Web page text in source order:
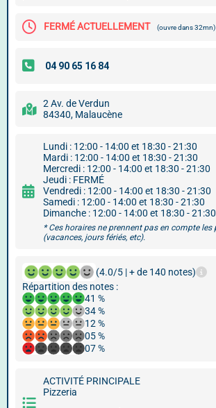
FERMÉ ACTUELLEMENT (ouvre dans 32mn)
2 Av. de Verdun
84340, Malaucène
Lundi : 12:00 - 14:00 et 18:30 - 21:30
Mardi : 12:00 - 14:00 et 18:30 - 21:30
Mercredi : 12:00 - 14:00 et 18:30 - 21:30
Jeudi : FERMÉ
Vendredi : 12:00 - 14:00 et 18:30 - 21:30
Samedi : 12:00 - 14:00 et 18:30 - 21:30
Dimanche : 12:00 - 14:00 et 18:30 - 21:30
* Ces horaires ne prennent pas en compte les
(vacances, jours fériés, etc).
(4.0/5 | + de 140 notes)
Répartition des notes :
41 %
34 %
12 %
05 %
07 %
ACTIVITÉ PRINCIPALE
Pizzeria